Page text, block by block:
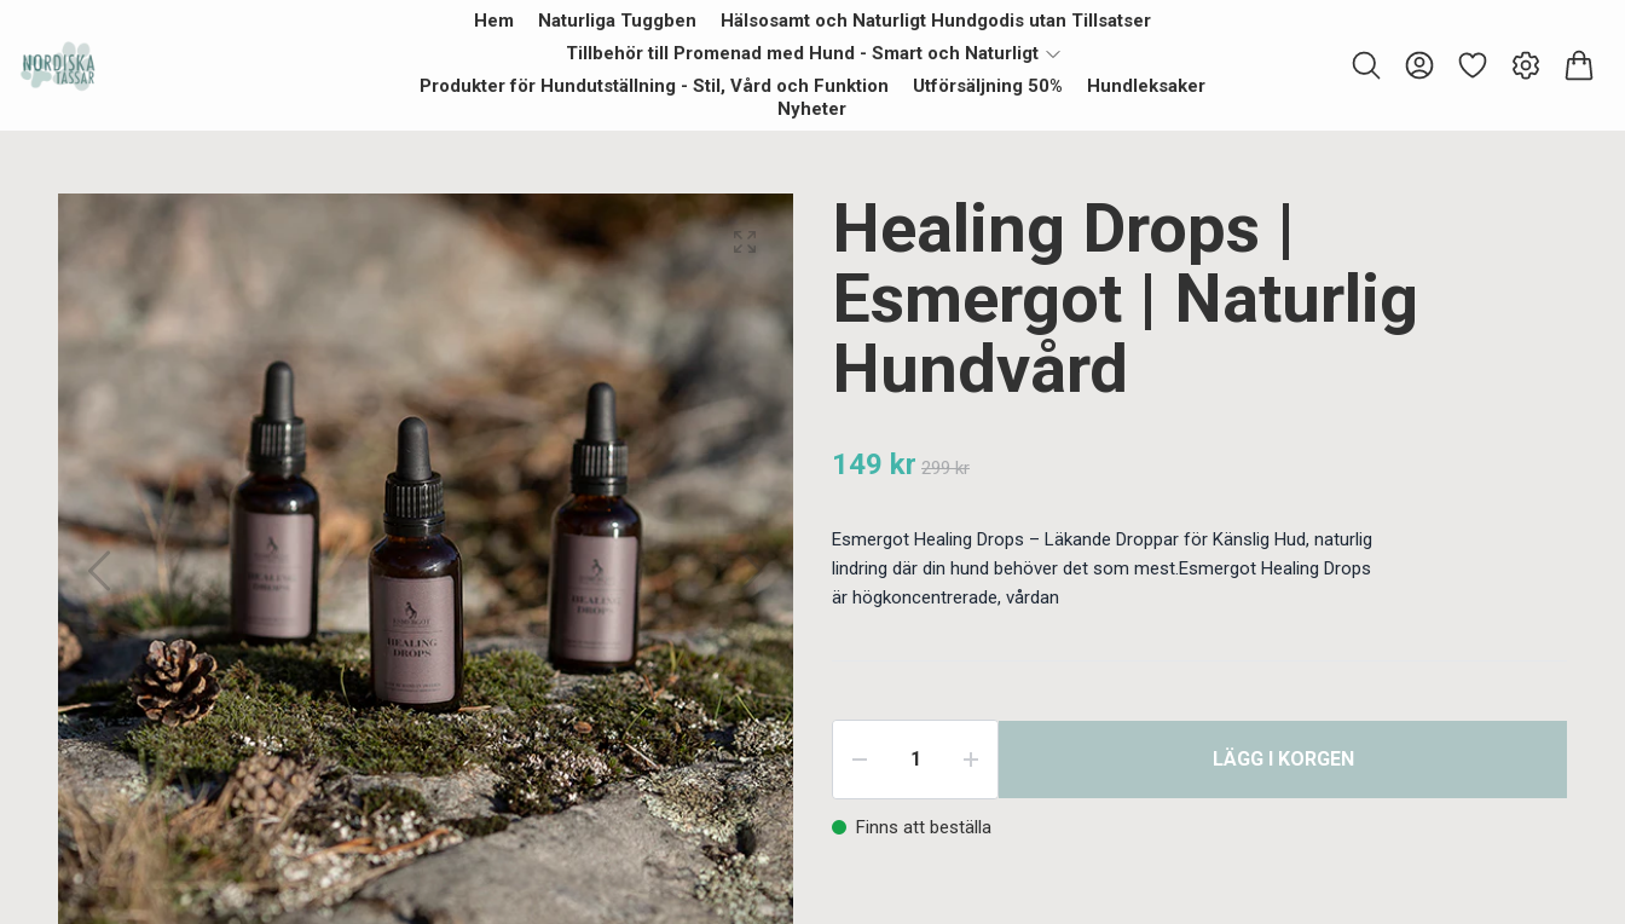
Hem Naturliga Tuggben
Hälsosamt och Naturligt Hundgodis utan Tillsatser
Tillbehör till Promenad med Hund - Smart och Naturligt
Produkter för Hundutställning - Stil, Vård och Funktion
Utförsäljning 50%
Hundleksaker
Nyheter
Healing Drops |
Esmergot | Naturlig
Hundvård
149 kr 299 kr
Esmergot Healing Drops – Läkande Droppar för Känslig Hud, naturlig
lindring där din hund behöver det som mest.Esmergot Healing Drops
är högkoncentrerade, vårdan
LÄGG I KORGEN
Finns att beställa